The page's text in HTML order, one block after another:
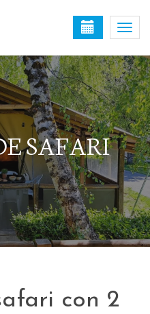
SAFARI
con 2